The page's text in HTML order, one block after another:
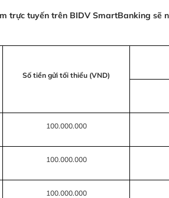
trực tuyến trên BIDV SmartBanking sẽ
Số tiền gửi tối thiểu (VND)
100.000.000
100.000.000
100.000.000